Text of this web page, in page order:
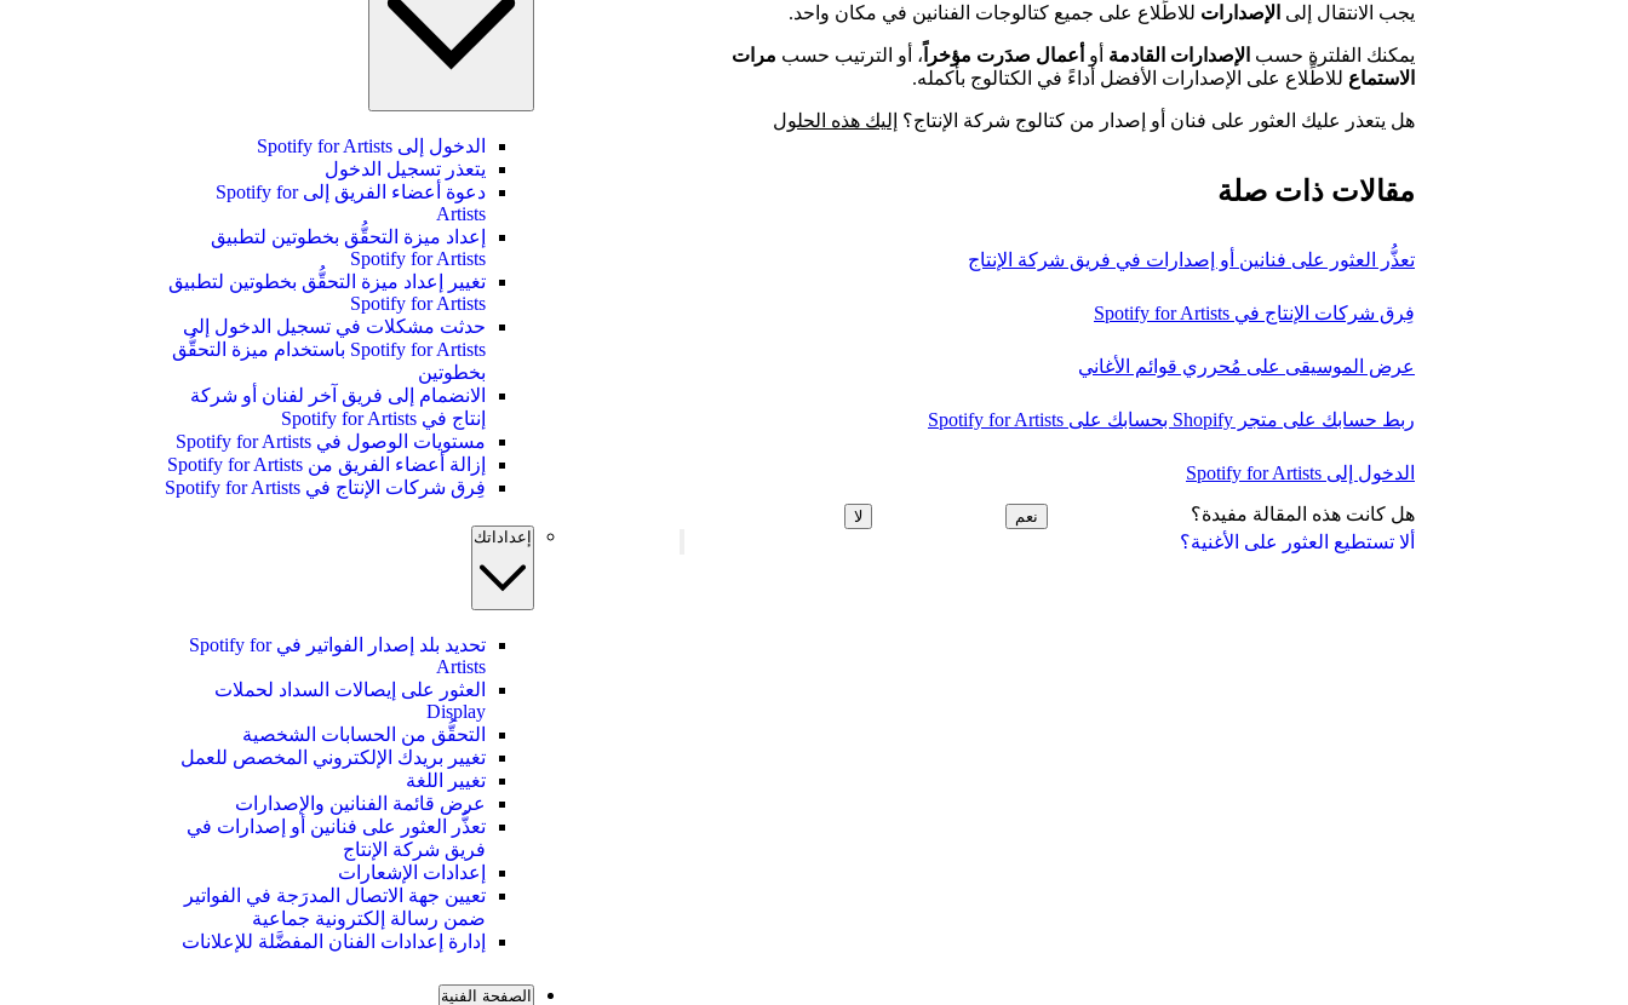
ألا تستطيع العثور على الأغنية؟
يجب الانتقال إلى الإصدارات للاطِّلاع على جميع كتالوجات الفنانين في مكان واحد.
يمكنك الفلترة حسب الإصدارات القادمة أو أعمال صدَرت مؤخراً ، أو الترتيب حسب مرات
الاستماع للاطِّلاع على الإصدارات الأفضل أداءً في الكتالوج بأكمله.
هل يتعذر عليك العثور على فنان أو إصدار من كتالوج شركة الإنتاج؟ إليك هذه الحلول
مقالات ذات صلة
تعذُّر العثور على فنانين أو إصدارات في فريق شركة الإنتاج
فِرق شركات الإنتاج في Spotify for Artists
عرض الموسيقى على مُحرري قوائم الأغاني
ربط حسابك على متجر Shopify بحسابك على Spotify for Artists
الدخول إلى Spotify for Artists
هل كانت هذه المقالة مفيدة؟ نعم لا
الدخول إلى Spotify for Artists
يتعذر تسجيل الدخول
دعوة أعضاء الفريق إلى Spotify for
Artists
إعداد ميزة التحقُّق بخطوتين لتطبيق
Spotify for Artists
تغيير إعداد ميزة التحقُّق بخطوتين لتطبيق
Spotify for Artists
حدثت مشكلات في تسجيل الدخول إلى
Spotify for Artists باستخدام ميزة التحقُّق
بخطوتين
الانضمام إلى فريق آخر لفنان أو شركة
إنتاج في Spotify for Artists
مستويات الوصول في Spotify for Artists
إزالة أعضاء الفريق من Spotify for Artists
فِرق شركات الإنتاج في Spotify for Artists
إعداداتك
تحديد بلد إصدار الفواتير في Spotify for
Artists
العثور على إيصالات السداد لحملات
Display
التحقُّق من الحسابات الشخصية
تغيير بريدك الإلكتروني المخصص للعمل
تغيير اللغة
عرض قائمة الفنانين والإصدارات
تعذُّر العثور على فنانين أو إصدارات في
فريق شركة الإنتاج
إعدادات الإشعارات
تعيين جهة الاتصال المدرَجة في الفواتير
ضمن رسالة إلكترونية جماعية
إدارة إعدادات الفنان المفضَّلة للإعلانات
الصفحة الفنية